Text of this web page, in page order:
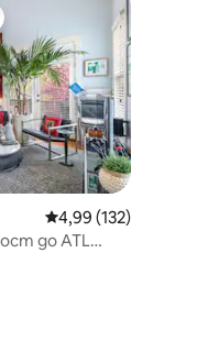
гостите
Средна оценка: 4,99
4,99 (132)
до ATL